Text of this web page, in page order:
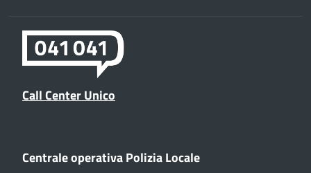
Call Center Unico
Centrale operativa Polizia Locale